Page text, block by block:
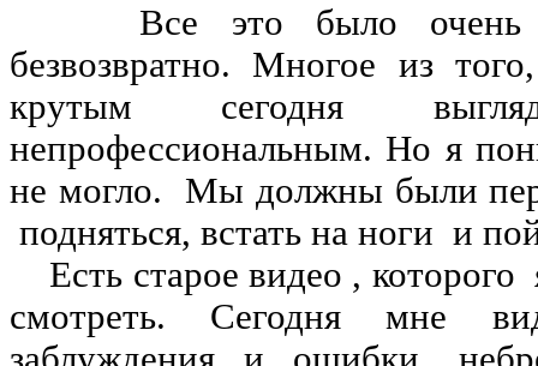
Все это было очень
безвозвратно. Многое из
крутым сегодня
непрофессиональным. Но я
не могло. Мы должны были
подняться, встать на ноги и
Есть старое видео ,
смотреть. Сегодня мне